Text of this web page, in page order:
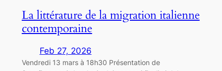
La littérature de la migration italienne
contemporaine
Feb 27, 2026
Vendredi 13 mars à 18h30 Présentation de